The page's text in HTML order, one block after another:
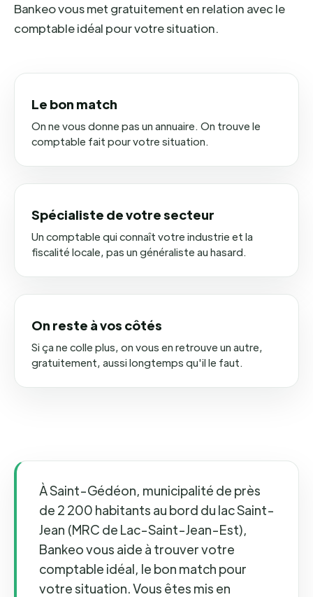
Bankeo vous met gratuitement en relation avec le
comptable idéal pour votre situation.
Le bon match
On ne vous donne pas un annuaire. On trouve le
comptable fait pour votre situation.
Spécialiste de votre secteur
Un comptable qui connaît votre industrie et la
fiscalité locale, pas un généraliste au hasard.
On reste à vos côtés
Si ça ne colle plus, on vous en retrouve un autre,
gratuitement, aussi longtemps qu'il le faut.
À Saint-Gédéon, municipalité de près
de 2 200 habitants au bord du lac Saint-
Jean (MRC de Lac-Saint-Jean-Est),
Bankeo vous aide à trouver votre
comptable idéal, le bon match pour
votre situation. Vous êtes mis en